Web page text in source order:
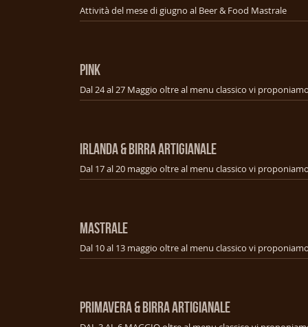
Attività del mese di giugno al Beer & Food Mastrale
PINK
IRLANDA & BIRRA ARTIGIANALE
MASTRALE
PRIMAVERA & BIRRA ARTIGIANALE